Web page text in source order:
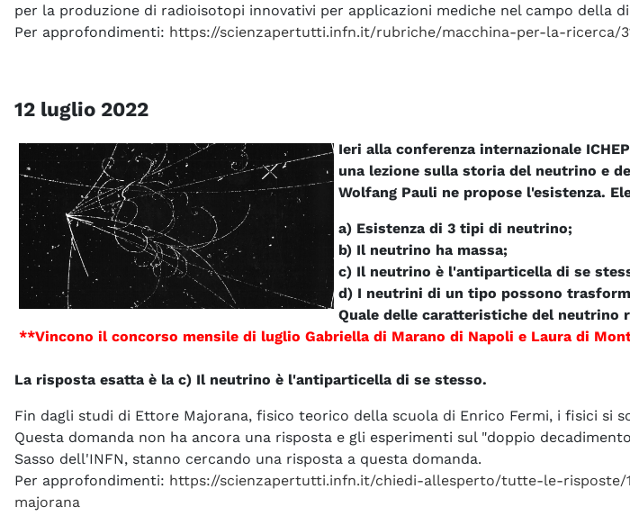
per la produzione di radioisotopi innovativi per applicazioni mediche nel campo della
Per approfondimenti: https://scienzapertutti.infn.it/rubriche/macchina-per-la-ricerca/
12 luglio 2022
Ieri alla conferenza internazionale
una lezione sulla storia del neutrino e
Wolfang Pauli ne propose l'esistenza.
a) Esistenza di 3 tipi di neutrino;
b) Il neutrino ha massa;
c) Il neutrino è l'antiparticella di se
d) I neutrini di un tipo possono
Quale delle caratteristiche del neutrino
**Vincono il concorso mensile di luglio Gabriella di Marano di Napoli e Laura di
La risposta esatta è la c) Il neutrino è l'antiparticella di se stesso.
Fin dagli studi di Ettore Majorana, fisico teorico della scuola di Enrico Fermi, i fisici
Questa domanda non ha ancora una risposta e gli esperimenti sul "doppio
Sasso dell'INFN, stanno cercando una risposta a questa domanda.
Per approfondimenti: https://scienzapertutti.infn.it/chiedi-allesperto/tutte-le-
majorana